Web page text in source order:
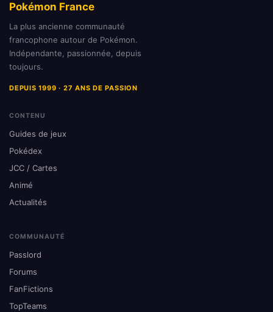
Pokémon France
La plus ancienne communauté
francophone autour de Pokémon.
Indépendante, passionnée, depuis
toujours.
DEPUIS 1999 · 27 ANS DE PASSION
CONTENU
Guides de jeux
Pokédex
JCC / Cartes
Animé
Actualités
COMMUNAUTÉ
Passlord
Forums
FanFictions
TopTeams